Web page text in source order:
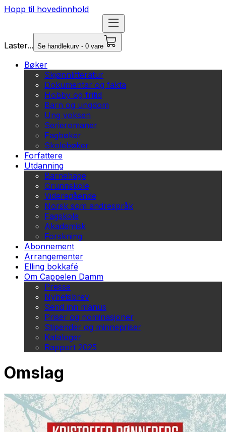
Hopp til hovedinnhold
Laster... Se handlekurv - 0 vare
Bøker
Skjønnlitteratur
Dokumentar og fakta
Hobby og fritid
Barn og ungdom
Ung voksen
Serieromaner
Fagbøker
Skolebøker
Forfattere
Utdanning
Barnehage
Grunnskole
Videregående
Norsk som andrespråk
Fagskole
Akademisk
Forskning
Abonnement
Arrangementer
Elling bokkafé
Om Cappelen Damm
Presse
Nyhetsbrev
Send inn manus
Priser og nominasjoner
Stipender og minnepriser
Kataloger
Rapport 2025
Omslag